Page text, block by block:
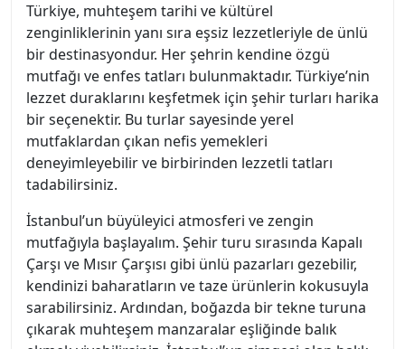
Türkiye, muhteşem tarihi ve kültürel
zenginliklerinin yanı sıra eşsiz lezzetleriyle de ünlü
bir destinasyondur. Her şehrin kendine özgü
mutfağı ve enfes tatları bulunmaktadır. Türkiye’nin
lezzet duraklarını keşfetmek için şehir turları harika
bir seçenektir. Bu turlar sayesinde yerel
mutfaklardan çıkan nefis yemekleri
deneyimleyebilir ve birbirinden lezzetli tatları
tadabilirsiniz.
İstanbul’un büyüleyici atmosferi ve zengin
mutfağıyla başlayalım. Şehir turu sırasında Kapalı
Çarşı ve Mısır Çarşısı gibi ünlü pazarları gezebilir,
kendinizi baharatların ve taze ürünlerin kokusuyla
sarabilirsiniz. Ardından, boğazda bir tekne turuna
çıkarak muhteşem manzaralar eşliğinde balık